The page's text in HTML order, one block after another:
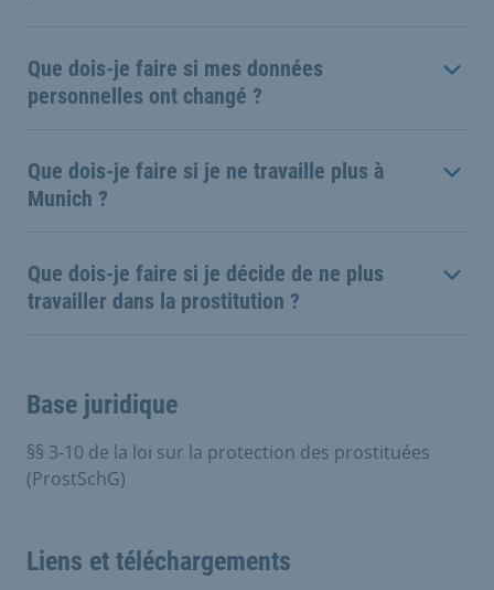
Que dois-je faire si mes données
personnelles ont changé ?
Que dois-je faire si je ne travaille plus à
Munich ?
Que dois-je faire si je décide de ne plus
travailler dans la prostitution ?
Base juridique
§§ 3-10 de la loi sur la protection des prostituées
(ProstSchG)
Liens et téléchargements